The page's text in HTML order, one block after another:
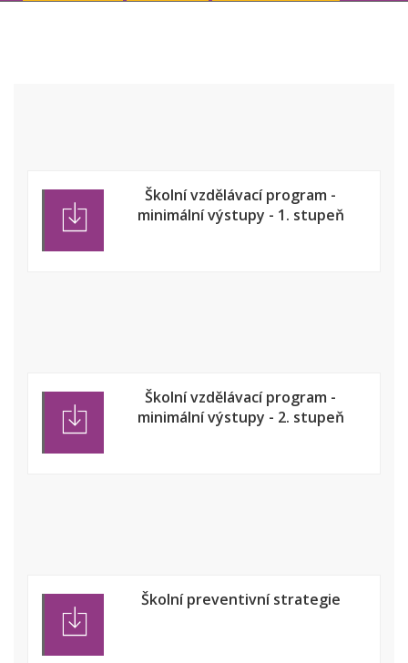
Školní vzdělávací program -
minimální výstupy - 1. stupeň
Školní vzdělávací program -
minimální výstupy - 2. stupeň
Školní preventivní strategie